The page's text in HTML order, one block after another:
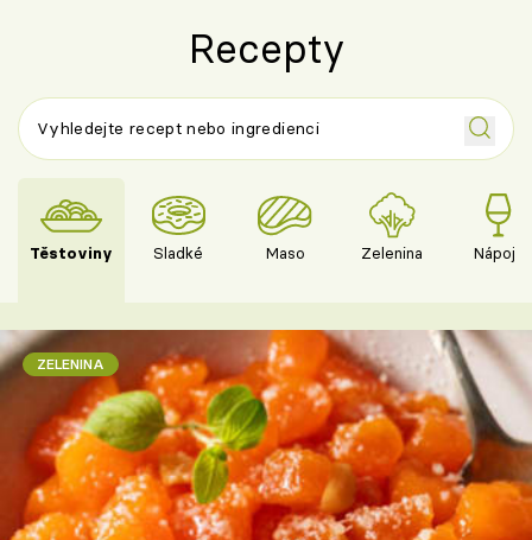
Recepty
Těstoviny Sladké Maso Zelenina Nápoje
ZELENINA